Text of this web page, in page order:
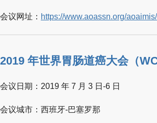
会议网址： https://www.aoassn.org/
2019 年世界胃肠道癌大会（
会议日期：2019 年 7 月 3 日-6 日
会议城市：西班牙-巴塞罗那